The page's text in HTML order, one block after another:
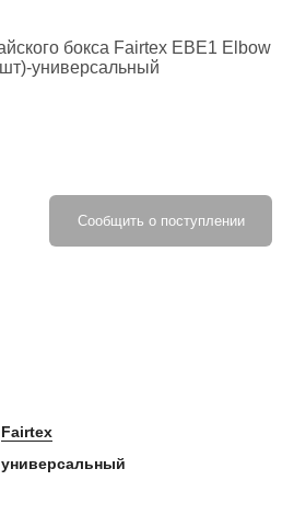
Сообщить о поступлении
Fairtex
универсальный